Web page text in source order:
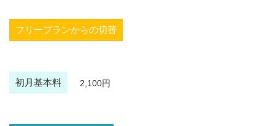
フリープランからの切替
初月基本料 2,100円